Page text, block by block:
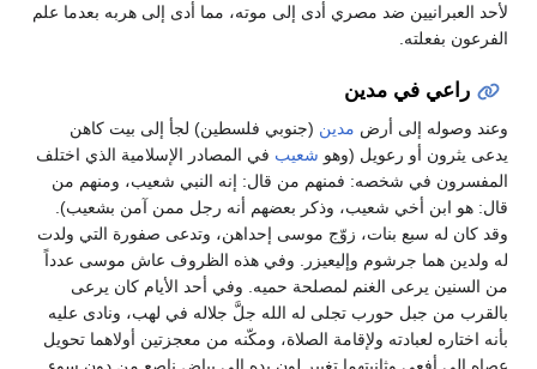
لأحد العبرانيين ضد مصري أدى إلى موته، مما أدى إلى هربه بعدما علم
الفرعون بفعلته.
راعي في مدين
وعند وصوله إلى أرض مدين (جنوبي فلسطين) لجأ إلى بيت كاهن
يدعى يثرون أو رعويل (وهو شعيب في المصادر الإسلامية الذي اختلف
المفسرون في شخصه: فمنهم من قال: إنه النبي شعيب، ومنهم من
قال: هو ابن أخي شعيب، وذكر بعضهم أنه رجل ممن آمن بشعيب).
وقد كان له سبع بنات، زوّج موسى إحداهن، وتدعى صفورة التي ولدت
له ولدين هما جرشوم وإليعيزر. وفي هذه الظروف عاش موسى عدداً
من السنين يرعى الغنم لمصلحة حميه. وفي أحد الأيام كان يرعى
بالقرب من جبل حورب تجلى له الله جلَّ جلاله في لهب، ونادى عليه
بأنه اختاره لعبادته ولإقامة الصلاة، ومكّنه من معجزتين أولاهما تحويل
عصاه إلى أفعى وثانيتهما تغيير لون يده إلى بياض ناصع من دون سوء